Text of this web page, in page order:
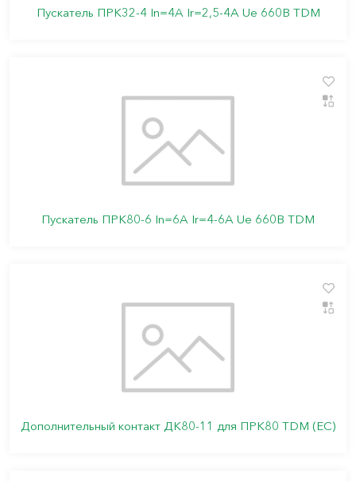
Пускатель ПРК32-4 In=4A Ir=2,5-4А Ue 660В TDM
Пускатель ПРК80-6 In=6A Ir=4-6A Ue 660В TDM
Дополнительный контакт ДК80-11 для ПРК80 TDM (ЕС)